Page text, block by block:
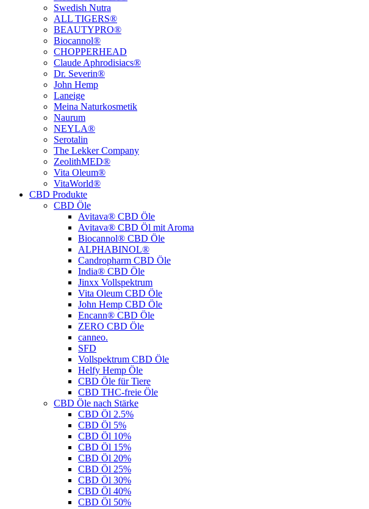
Swedish Nutra
ALL TIGERS®
BEAUTYPRO®
Biocannol®
CHOPPERHEAD
Claude Aphrodisiacs®
Dr. Severin®
John Hemp
Laneige
Meina Naturkosmetik
Naurum
NEYLA®
Serotalin
The Lekker Company
ZeolithMED®
Vita Oleum®
VitaWorld®
CBD Produkte
CBD Öle
Avitava® CBD Öle
Avitava® CBD Öl mit Aroma
Biocannol® CBD Öle
ALPHABINOL®
Candropharm CBD Öle
India® CBD Öle
Jinxx Vollspektrum
Vita Oleum CBD Öle
John Hemp CBD Öle
Encann® CBD Öle
ZERO CBD Öle
canneo.
SFD
Vollspektrum CBD Öle
Helfy Hemp Öle
CBD Öle für Tiere
CBD THC-freie Öle
CBD Öle nach Stärke
CBD Öl 2.5%
CBD Öl 5%
CBD Öl 10%
CBD Öl 15%
CBD Öl 20%
CBD Öl 25%
CBD Öl 30%
CBD Öl 40%
CBD Öl 50%